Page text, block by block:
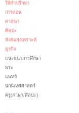
ให้คำปรึกษา
การสอน
ศาสนา
ศิลปะ
สังคมสงเคราะห์
ธุรกิจ
แนะแนวการศึกษา
พระ
แพทย์
นักนิเทศศาสตร์
ครู(ภาษา/ศิลปะ)